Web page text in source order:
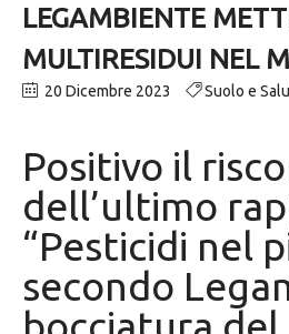
LEGAMBIENTE
MULTIRESIDUI NEL
20 Dicembre 2023 Suolo e
Positivo il
dell’ultimo
“Pesticidi nel
secondo